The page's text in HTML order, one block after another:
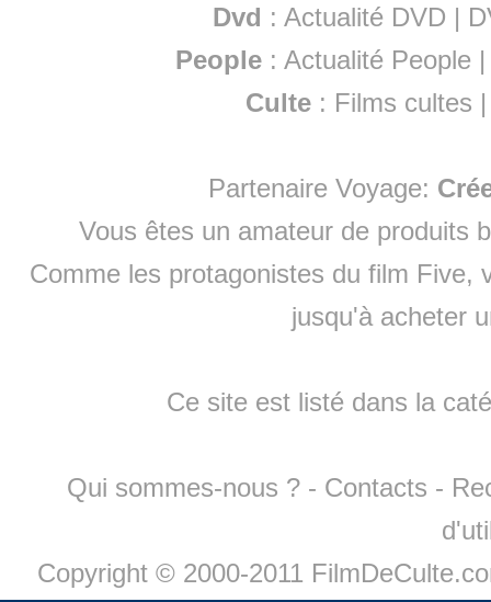
Dvd : Actualité DVD |
People :Actualité People
Culte : Films cultes
Partenaire Voyage:
Vous êtes un amateur de produits
Comme les protagonistes du film Five,
jusqu'à acheter
Ce site est listé dans la
Qui sommes-nous ? - Contacts -
Copyright © 2000-2011